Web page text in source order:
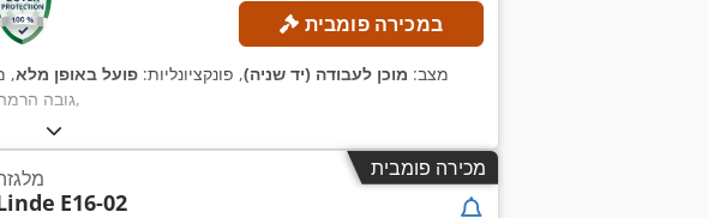
במכירה פומבית
מצב: מוכן לעבודה (יד שניה), פונקציונליות: פועל באופן מלא,
, גובה,
מכירה פומבית
E16-02